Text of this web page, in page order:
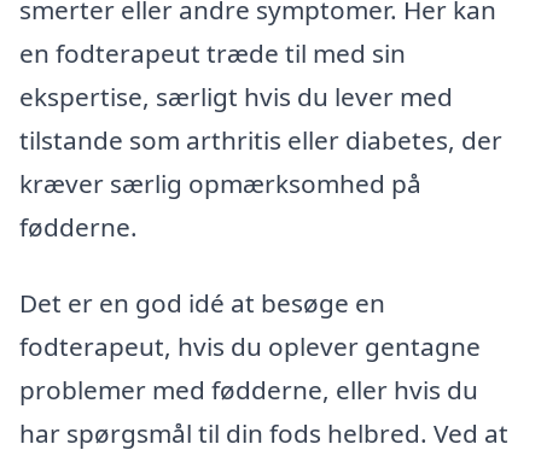
smerter eller andre symptomer. Her kan
en fodterapeut træde til med sin
ekspertise, særligt hvis du lever med
tilstande som arthritis eller diabetes, der
kræver særlig opmærksomhed på
fødderne.
Det er en god idé at besøge en
fodterapeut, hvis du oplever gentagne
problemer med fødderne, eller hvis du
har spørgsmål til din fods helbred. Ved at